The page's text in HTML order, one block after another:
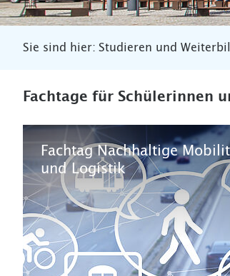
Sie sind hier: Studieren und
Fachtage für Schülerinnen
Fachtag Nachhaltige
und Logistik